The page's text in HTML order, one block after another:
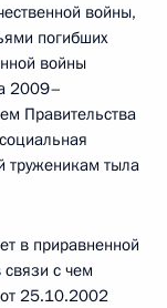
войны,
погибших
войны
2009–
Правительства
труженикам тыла
в приравненной
с чем
25.10.2002